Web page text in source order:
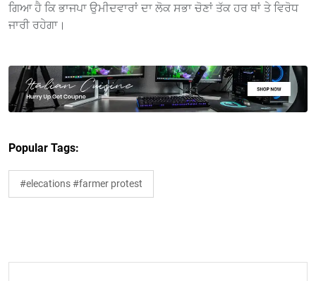
ਗਿਆ ਹੈ ਕਿ ਭਾਜਪਾ ਉਮੀਦਵਾਰਾਂ ਦਾ ਲੋਕ ਸਭਾ ਚੋਣਾਂ ਤੱਕ ਹਰ ਥਾਂ ਤੇ ਵਿਰੋਧ
ਜਾਰੀ ਰਹੇਗਾ।
Popular Tags:
#elecations #farmer protest